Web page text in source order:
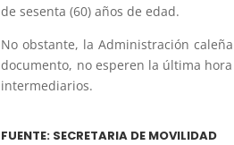
de sesenta (60) años de edad.
No obstante, la Administración
documento, no esperen la última
intermediarios.
FUENTE: SECRETARIA DE MOVILIDAD